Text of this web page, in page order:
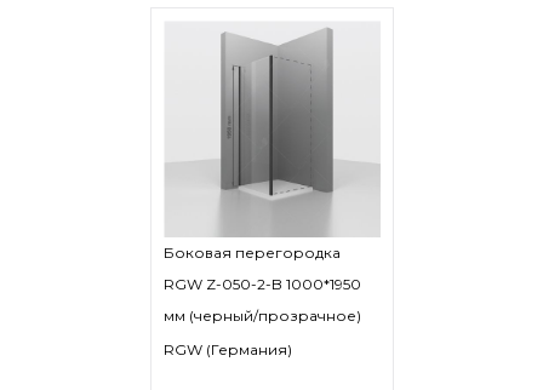
Боковая перегородка
RGW Z-050-2-B 1000*1950
мм (черный/прозрачное)
RGW (Германия)